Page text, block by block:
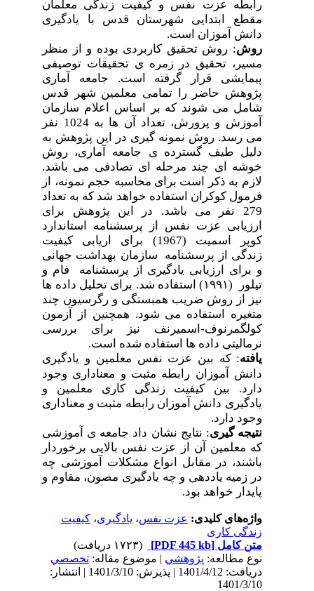
رابطه عزت نفس و کیفیت زندگی معلمان
مقطع ابتدایی شهرستان قدس با یادگیری
دانش آموزان است.
روش: روش تحقیق کاربردی بوده و از منظر
مسیر، تحقیق در زمره ی تحقیقات توصیفی
پیمایشی قرار گرفته است. جامعه آماری
پژوهش حاضر را تمامی معلمین شهر قدس
شامل می شوند که بر اساس اعلام سازمان
آموزش و پرورش، تعداد آن ها به 1024 نفر
می رسد. روش نمونه گیری در این پژوهش به
دلیل طیف گسترده ی جامعه آماری، روش
خوشه ای چند مرحله ای تصادفی می باشد.
لازم به ذکر است برای محاسبه حجم نمونه، از
فرمول کوکران استفاده خواهد شد که به تعداد
279 نفر می باشد. در این پژوهش برای
ارزیابی عزت نفس از پرسشنامه استاندارد
کوپر اسمیت (1967) برای اریابی کیفیت
زندگی از پرسشنامه سازمان بهداشت جهانی
و برای ارزیابی یادگیری از پرسشنامه فام و
تیلور (۱۹۹۱) استفاده شد. برای تحلیل داده ها
نیز از روش ضریب همبستگی و رگرسیون چند
متغیره استفاده می شود. همچنین از آزمون
کولگمرنوف-اسمیرنف نیز برای بررسی
نرمالیتی داده ها استفاده شده است.
یافته: که بین عزت نفس معلمین و یادگیری
دانش آموزان رابطه مثبت و معناداری وجود
دارد. بین کیفیت زندگی کاری معلمین و
یادگیری دانش آموزان رابطه مثبت و معناداری
وجود دارد.
نتیجه گیری: نتایج نشان داد جامعه ی آموزشی
که معلمین آن از عزت نفس بالایی برخوردار
باشند، در مقابل انواع مشکلات آموزشی چه
در زمیه یاددهی و چه یادگیری مصون، مقاوم و
پایدار خواهد بود.
واژه‌های کلیدی:عزت نفس،یادگیری،کیفیت
زندگی کاری
متن کامل[PDF 445 kb]
نوع مطالعه:پژوهشي| موضوع مقاله:تخصصي
دریافت: 1401/4/12 | پذیرش: 1401/3/10 | انتشار:
1401/3/10